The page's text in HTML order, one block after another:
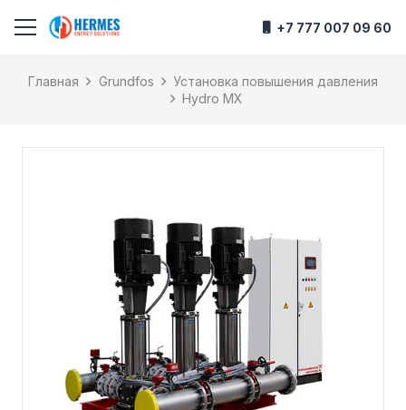
+7 777 007 09 60
Главная Grundfos
Установка повышения давления
Hydro MX